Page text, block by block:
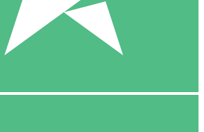
1 Download
10
US$1500